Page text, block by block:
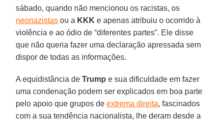
sábado, quando não mencionou os racistas, os
neonazistas ou a KKK e apenas atribuiu o ocorrido à
violência e ao ódio de “diferentes partes”. Ele disse
que não queria fazer uma declaração apressada sem
dispor de todas as informações.
A equidistância deTrump e sua dificuldade em fazer
uma condenação podem ser explicados em boa parte
pelo apoio que grupos deextrema direita, fascinados
com a sua tendência nacionalista, lhe deram desde a